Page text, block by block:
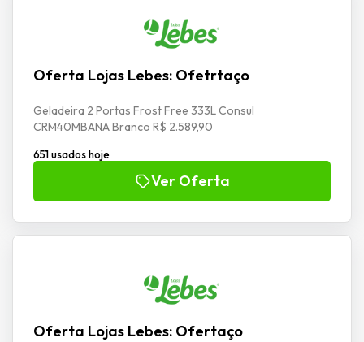
Oferta Lojas Lebes: Ofetrtaço
Geladeira 2 Portas Frost Free 333L Consul
CRM40MBANA Branco R$ 2.589,90
651 usados hoje
Ver Oferta
Oferta Lojas Lebes: Ofertaço